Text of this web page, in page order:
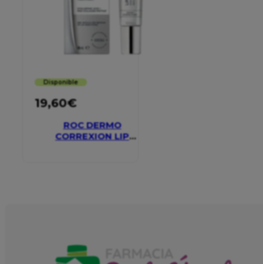
Disponible
19,60€
ROC DERMO
CORREXION LIP